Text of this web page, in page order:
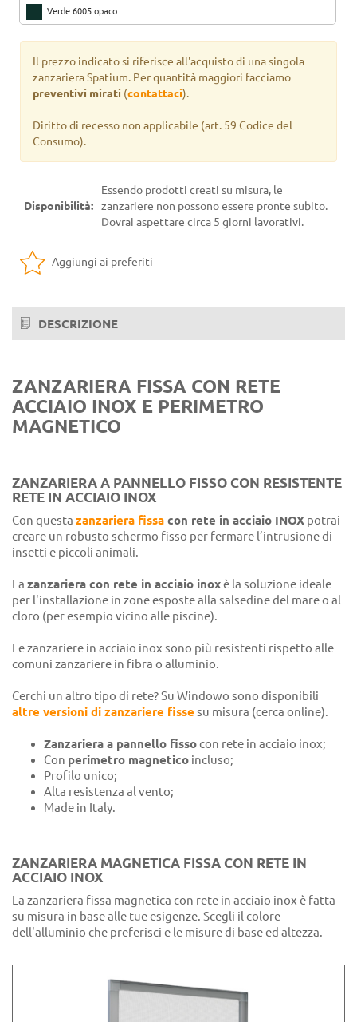
Verde 6005 opaco
Nero 9005 opaco
Argento verniciato
Marrone 8017 ruvido
Marrone ramato
Noce 363-70R
Noce scuro natural 158-70R
Ciliegio natural 312-79R
Renolit chiaro
Renolit bianco
Pino con nodi 319-80R
Il prezzo indicato si riferisce all'acquisto di una singola
zanzariera Spatium. Per quantità maggiori facciamo
preventivi mirati (contattaci).
Diritto di recesso non applicabile (art. 59 Codice del
Consumo).
Disponibilità:
Essendo prodotti creati su misura, le
zanzariere non possono essere pronte subito.
Dovrai aspettare circa 5 giorni lavorativi.
Aggiungi ai preferiti
DESCRIZIONE
ZANZARIERA FISSA CON RETE
ACCIAIO INOX E PERIMETRO
MAGNETICO
ZANZARIERA A PANNELLO FISSO CON RESISTENTE
RETE IN ACCIAIO INOX
Con questa zanzariera fissa con rete in acciaio INOX potrai
creare un robusto schermo fisso per fermare l’intrusione di
insetti e piccoli animali.
La zanzariera con rete in acciaio inoxè la soluzione ideale
per l'installazione in zone esposte alla salsedine del mare o al
cloro (per esempio vicino alle piscine).
Le zanzariere in acciaio inox sono più resistenti rispetto alle
comuni zanzariere in fibra o alluminio.
Cerchi un altro tipo di rete? Su Windowo sono disponibili
altre versioni di zanzariere fisse su misura (cerca online).
Zanzariera a pannello fissocon rete in acciaio inox;
Con perimetro magnetico incluso;
Profilo unico;
Alta resistenza al vento;
Made in Italy.
ZANZARIERA MAGNETICA FISSA CON RETE IN
ACCIAIO INOX
La zanzariera fissa magnetica con rete in acciaio inox è fatta
su misura in base alle tue esigenze. Scegli il colore
dell'alluminio che preferisci e le misure di base ed altezza.